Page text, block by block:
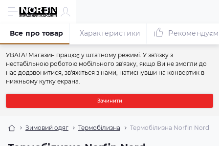
УВАГА! Магазин працює у штатному режимі. У зв'язку з
нестабільною роботою мобільного зв'язку, якщо Ви не змогли до
нас додзвонитися, зв'яжіться з нами, натиснувши на конвертик в
нижньому кутку екрана.
Зачинити
Зимовий одяг Термобілизна Термобілизна Norfin Nord
Все про товар Характеристики